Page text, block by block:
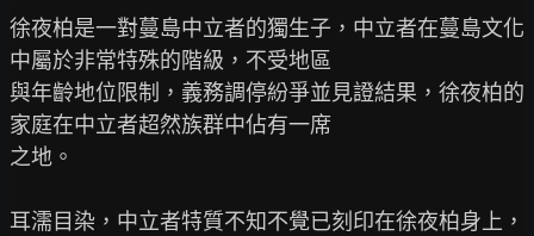
徐夜柏是一對蔓島中立者的獨生子，中立者在蔓島文化
中屬於非常特殊的階級，不受地區
與年齡地位限制，義務調停紛爭並見證結果，徐夜柏的
家庭在中立者超然族群中佔有一席
之地。
耳濡目染，中立者特質不知不覺已刻印在徐夜柏身上，